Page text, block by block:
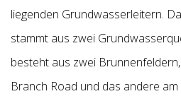
liegenden Grundwasserleitern.
stammt aus zwei
besteht aus zwei
Branch Road und das andere